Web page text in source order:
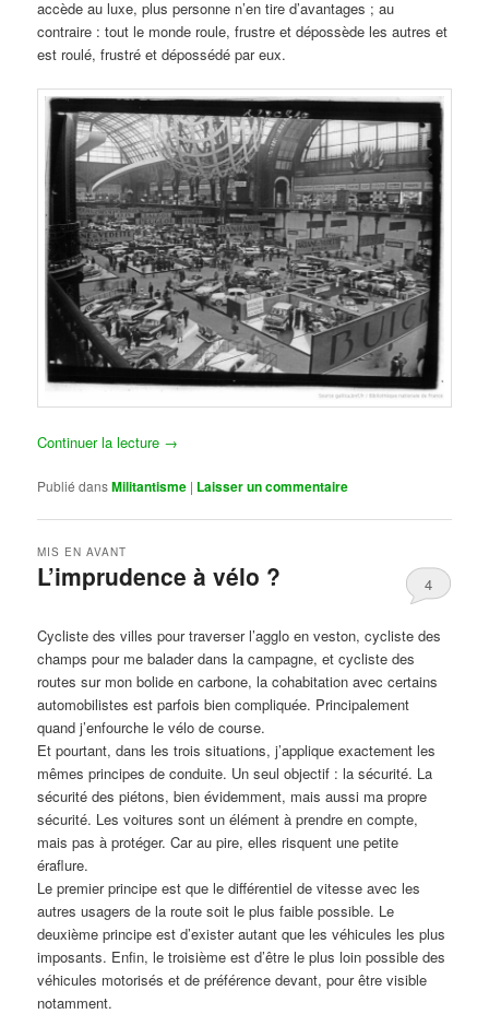
accède au luxe, plus personne n’en tire d’avantages ; au
contraire : tout le monde roule, frustre et dépossède les autres et
est roulé, frustré et dépossédé par eux.
Continuer la lecture →
Publié dansMilitantisme | Laisser un commentaire
L’imprudence à vélo ?
MIS EN AVANT
4
Cycliste des villes pour traverser l’agglo en veston, cycliste des
champs pour me balader dans la campagne, et cycliste des
routes sur mon bolide en carbone, la cohabitation avec certains
automobilistes est parfois bien compliquée. Principalement
quand j’enfourche le vélo de course.
Et pourtant, dans les trois situations, j’applique exactement les
mêmes principes de conduite. Un seul objectif : la sécurité. La
sécurité des piétons, bien évidemment, mais aussi ma propre
sécurité. Les voitures sont un élément à prendre en compte,
mais pas à protéger. Car au pire, elles risquent une petite
éraflure.
Le premier principe est que le différentiel de vitesse avec les
autres usagers de la route soit le plus faible possible. Le
deuxième principe est d’exister autant que les véhicules les plus
imposants. Enfin, le troisième est d’être le plus loin possible des
véhicules motorisés et de préférence devant, pour être visible
notamment.